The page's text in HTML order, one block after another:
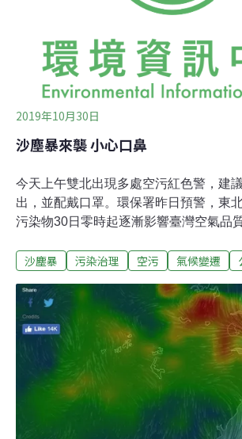
以做為因應氣候變遷決策的基礎。
2019年10月30日
沙塵暴來襲 小心口鼻
今天上午雙北出現多處空污紅色警，建
出，並配戴口罩。環保署昨日預警，東
污染物30日零時起逐漸影響臺灣空氣品
PM2.5達95微克/立方公尺，而目前的即
品質指標）達158，對所有族群不健康。
東北風持續挾帶上游境外污染物南下影
度降低時間預計為今日入夜後，中南部
提醒等級，沿海風速增強雲嘉南地區可
象，局部地區短時間達紅色警示等級。
適，如眼痛，咳嗽或喉嚨痛等，應減少
減少戶外活動。學生族群應避免長時間
他戶外活動時應增加休息時間。有心臟
沙塵暴 污染治理 空污 氣候變遷